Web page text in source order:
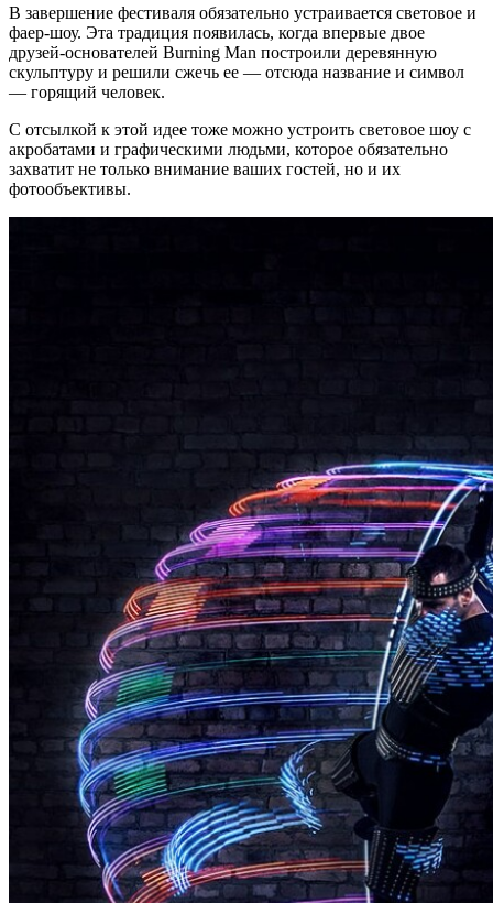
В завершение фестиваля обязательно устраивается световое и
фаер-шоу. Эта традиция появилась, когда впервые двое
друзей-основателей Burning Man построили деревянную
скульптуру и решили сжечь ее — отсюда название и символ
— горящий человек.
С отсылкой к этой идее тоже можно устроить световое шоу с
акробатами и графическими людьми, которое обязательно
захватит не только внимание ваших гостей, но и их
фотообъективы.